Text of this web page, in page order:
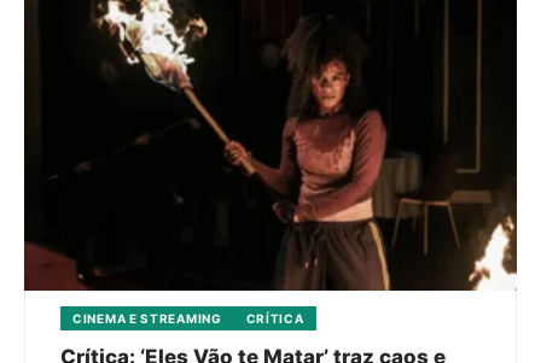
CINEMA E STREAMING CRÍTICA
Crítica: ‘Eles Vão te Matar’ traz caos e